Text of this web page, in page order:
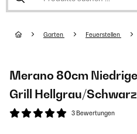
Garten Feuerstellen
Merano 80cm
Grill Hellgrau/Schwarz
3 Bewertungen